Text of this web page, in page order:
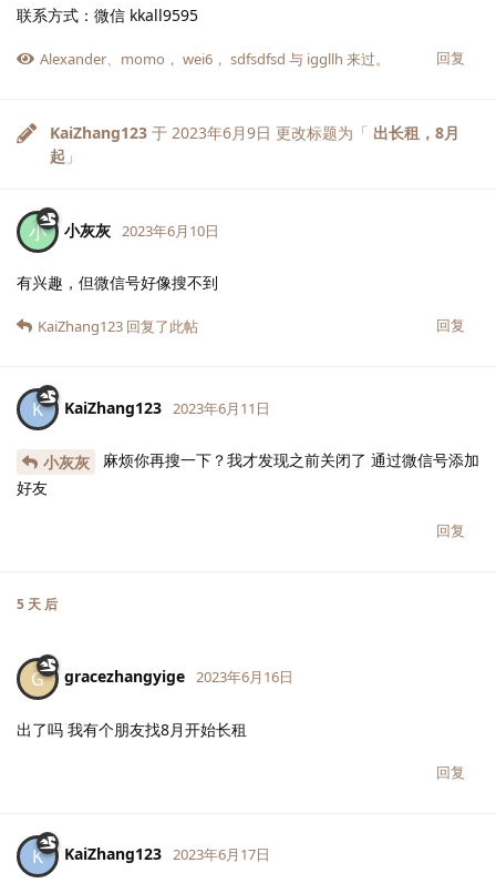
联系方式：微信 kkall9595
回复
Alexander、 momo ， wei6 ， sdfsdfsd 与 iggllh 来过。
KaiZhang123 于 2023年6月9日 更改标题为「 出长租，8月
起 」
小 小灰灰 2023年6月10日
有兴趣，但微信号好像搜不到
回复
KaiZhang123 回复了此帖
K KaiZhang123 2023年6月11日
小灰灰
麻烦你再搜一下？我才发现之前关闭了 通过微信号添加
好友
回复
5 天 后
G gracezhangyige 2023年6月16日
出了吗 我有个朋友找8月开始长租
回复
K KaiZhang123 2023年6月17日